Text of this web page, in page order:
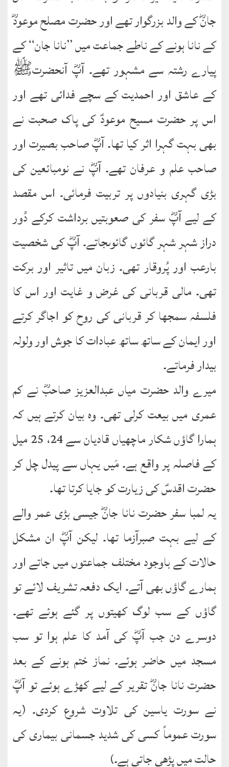
عیدین
خطابات
تربیتی
نشست
ھوالشافی
کتب
حضور
انور
اردو
کتب
تعارف
کتاب
:
’’پردہ‘‘
English
Books
دریچۂ
راہنمائی
متفرق
کتب
مِرقاتُ
فی
نورالدّین
متفرق
کتب
سلسلہ
جانؓ کے والد بزرگوار تھے اور حضرت مصلح موعودؓ
کے نانا ہونے کے ناطے جماعت میں ’’نانا جان‘‘ کے
پیارے رشتہ سے مشہور تھے۔ آپؓ آنحضرتﷺ
کے عاشق اور احمدیت کے سچے فدائی تھے اور
اس پر حضرت مسیح موعودؑ کی پاک صحبت نے
بھی بہت گہرا اثر کیا تھا۔ آپؓ صاحب بصیرت اور
صاحب علم و عرفان تھے۔ آپؓ نے نومبائعین کی
بڑی گہری بنیادوں پر تربیت فرمائی۔ اس مقصد
کے لیے آپؓ سفر کی صعوبتیں برداشت کرکے دُور
دراز شہر شہر گائوں گائوںجاتے۔ آپؓ کی شخصیت
بارعب اور پُروقار تھی۔ زبان میں تاثیر اور برکت
تھی۔ مالی قربانی کی غرض و غایت اور اس کا
فلسفہ سمجھا کر قربانی کی روح کو اجاگر کرتے
اور ایمان کے ساتھ ساتھ عبادات کا جوش اور ولولہ
بیدار فرماتے۔
میرے والد حضرت میاں عبدالعزیز صاحبؓ نے کم
عمری میں بیعت کرلی تھی۔ وہ بیان کرتے ہیں کہ
ہمارا گاؤں شکار ماچھیاں قادیان سے 24، 25 میل
کے فاصلہ پر واقع ہے۔ مَیں یہاں سے پیدل چل کر
حضرت اقدسؑ کی زیارت کو جایا کرتا تھا۔
یہ لمبا سفر حضرت نانا جانؓ جیسی بڑی عمر والے
کے لیے بہت صبرآزما تھا۔ لیکن آپؓ ان مشکل
حالات کے باوجود مختلف جماعتوں میں جاتے اور
ہمارے گاؤں بھی آتے۔ ایک دفعہ تشریف لائے تو
گاؤں کے سب لوگ کھیتوں پر گئے ہوئے تھے۔
دوسرے دن جب آپؓ کی آمد کا علم ہوا تو سب
مسجد میں حاضر ہوئے۔ نماز ختم ہونے کے بعد
حضرت نانا جانؓ تقریر کے لیے کھڑے ہوئے تو آپؓ
نے سورت یاسین کی تلاوت شروع کردی۔ (یہ
سورت عموماً کسی کی شدید جسمانی بیماری کی
حالت میں پڑھی جاتی ہے۔)